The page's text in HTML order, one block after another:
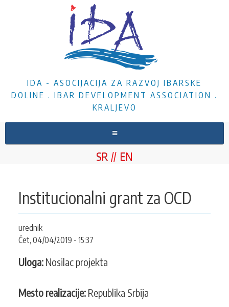
IDA - ASOCIJACIJA ZA RAZVOJ IBARSKE
DOLINE . IBAR DEVELOPMENT ASSOCIATION .
KRALJEVO
PROJEKTI
DOKUMENTA
KONTAKT
SEARCH
PRETRAGA
SR EN
Institucionalni grant za OCD
urednik
Čet, 04/04/2019 - 15:37
Uloga: Nosilac projekta
Mesto realizacije: Republika Srbija